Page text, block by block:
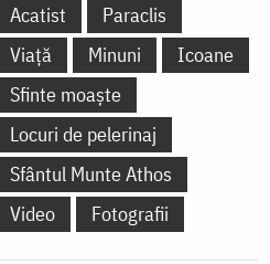
Acatist
Paraclis
Viață
Minuni
Icoane
Sfinte moaște
Locuri de pelerinaj
Sfântul Munte Athos
Video
Fotografii